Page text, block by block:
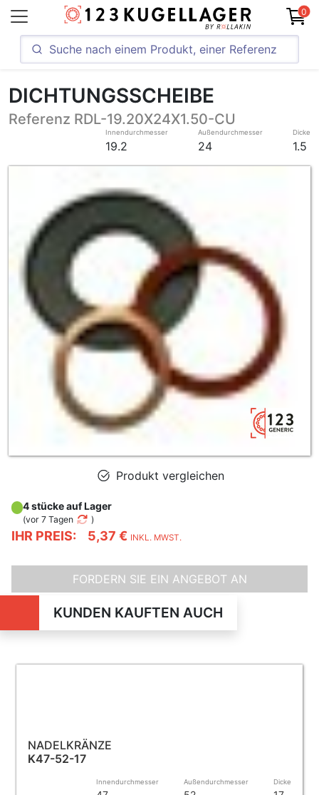
0
DICHTUNGSSCHEIBE
Referenz RDL-19.20X24X1.50-CU
Innendurchmesser
19.2
Außendurchmesser
24
Dicke
1.5
Produkt vergleichen
IHR PREIS: 5,37 € INKL. MWST.
4 stücke auf Lager
(vor 7 Tagen )
FORDERN SIE EIN ANGEBOT AN
KUNDEN KAUFTEN AUCH
NADELKRÄNZE
K47-52-17
Innendurchmesser Außendurchmesser Dicke